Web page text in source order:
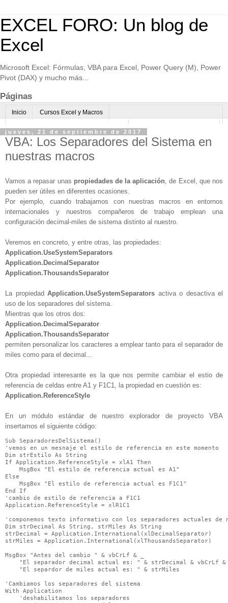
EXCEL FORO: Un blog de
Excel
Microsoft Excel: Fórmulas, VBA para Excel, Power Query (M), Power
Pivot (DAX) y mucho más...
Páginas
Inicio Cursos Excel y Macros
Excel Avanzado online-Microsoft Teams Consultoría avanzada Excel
Normas de uso Algo sobre mi
jueves, 21 de septiembre de 2017
VBA: Los Separadores del Sistema en
nuestras macros
Vamos a repasar unas propiedades de la aplicación , de Excel, que nos
pueden ser útiles en diferentes ocasiones.
Por ejemplo, cuando trabajamos con nuestras macros en entornos
internacionales y nuestros compañeros de trabajo emplean una
configuración decimal-miles de sistema distinto al nuestro.
Veremos en concreto, y entre otras, las propiedades:
Application.UseSystemSeparators
Application.DecimalSeparator
Application.ThousandsSeparator
La propiedad Application.UseSystemSeparators activa o desactiva el
uso de los separadores del sistema.
Mientras que los otros dos:
Application.DecimalSeparator
Application.ThousandsSeparator
permiten personalizar los caracteres a emplear tanto para el separador de
miles como para el decimal...
Otra propiedad interesante es la que nos permite cambiar el estio de
referencia de celdas entre A1 y F1C1, la propiedad en cuestión es:
Application.ReferenceStyle
En un módulo estándar de nuestro explorador de proyecto VBA
insertamos el siguiente código:
Sub SeparadoresDelSistema()
'vemos en un mesnaje el estilo de referencia en este momento
Dim strEstilo As String
If Application.ReferenceStyle = xlA1 Then
    MsgBox "El estilo de referencia actual es A1"
Else
    MsgBox "El estilo de referencia actual es F1C1"
End If
'cambio de estilo de referencia a F1C1
Application.ReferenceStyle = xlR1C1
'componemos texto informativo con los separadores actuales de
Dim strDecimal As String, strMiles As String
strDecimal = Application.International(xlDecimalSeparator)
strMiles = Application.International(xlThousandsSeparator)
MsgBox "Antes del cambio " & vbCrLf & _
"El separador decimal actual es: " & strDecimal & vbCrLf &
    "El separdor de miles actual es: " & strMiles
'Cambiamos los separadores del sistema
With Application
    'deshabilitamos los separadores